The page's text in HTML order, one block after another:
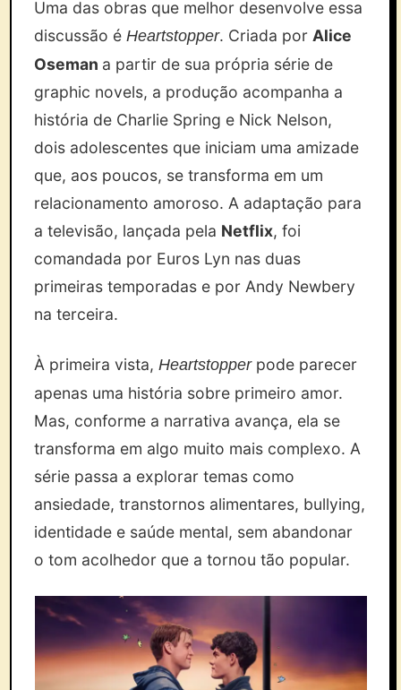
Uma das obras que melhor desenvolve essa
discussão éHeartstopper. Criada por Alice
Oseman a partir de sua própria série de
graphic novels, a produção acompanha a
história de Charlie Spring e Nick Nelson,
dois adolescentes que iniciam uma amizade
que, aos poucos, se transforma em um
relacionamento amoroso. A adaptação para
a televisão, lançada pela Netflix, foi
comandada por Euros Lyn nas duas
primeiras temporadas e por Andy Newbery
na terceira.
À primeira vista,Heartstopperpode parecer
apenas uma história sobre primeiro amor.
Mas, conforme a narrativa avança, ela se
transforma em algo muito mais complexo. A
série passa a explorar temas como
ansiedade, transtornos alimentares, bullying,
identidade e saúde mental, sem abandonar
o tom acolhedor que a tornou tão popular.